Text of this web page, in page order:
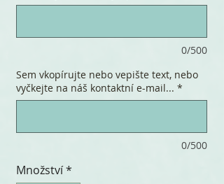
0/500
Sem vkopírujte nebo vepište text, nebo
vyčkejte na náš kontaktní e-mail... *
0/500
Množství*